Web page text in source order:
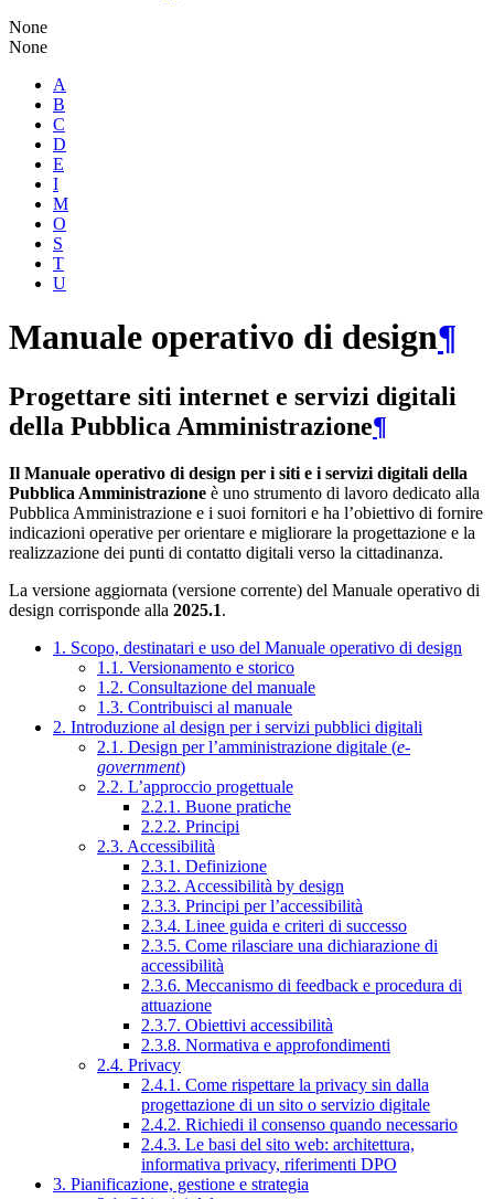
None
None
A
B
C
D
E
I
M
O
S
T
U
Manuale operativo di design¶
Progettare siti internet e servizi digitali
della Pubblica Amministrazione¶
Il Manuale operativo di design per i siti e i servizi digitali della
Pubblica Amministrazione è uno strumento di lavoro dedicato alla
Pubblica Amministrazione e i suoi fornitori e ha l’obiettivo di fornire
indicazioni operative per orientare e migliorare la progettazione e la
realizzazione dei punti di contatto digitali verso la cittadinanza.
La versione aggiornata (versione corrente) del Manuale operativo di
design corrisponde alla 2025.1.
1. Scopo, destinatari e uso del Manuale operativo di design
1.1. Versionamento e storico
1.2. Consultazione del manuale
1.3. Contribuisci al manuale
2. Introduzione al design per i servizi pubblici digitali
2.1. Design per l’amministrazione digitale (e-
government)
2.2. L’approccio progettuale
2.2.1. Buone pratiche
2.2.2. Principi
2.3. Accessibilità
2.3.1. Definizione
2.3.2. Accessibilità by design
2.3.3. Principi per l’accessibilità
2.3.4. Linee guida e criteri di successo
2.3.5. Come rilasciare una dichiarazione di
accessibilità
2.3.6. Meccanismo di feedback e procedura di
attuazione
2.3.7. Obiettivi accessibilità
2.3.8. Normativa e approfondimenti
2.4. Privacy
2.4.1. Come rispettare la privacy sin dalla
progettazione di un sito o servizio digitale
2.4.2. Richiedi il consenso quando necessario
2.4.3. Le basi del sito web: architettura,
informativa privacy, riferimenti DPO
3. Pianificazione, gestione e strategia